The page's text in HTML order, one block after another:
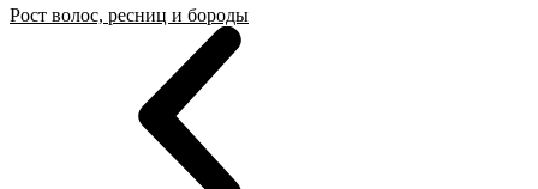
Рост волос, ресниц и бороды